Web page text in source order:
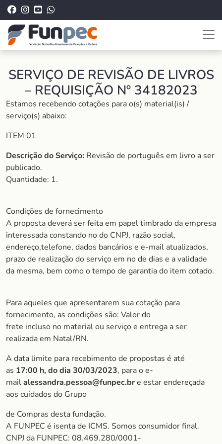
SERVIÇO DE REVISÃO DE LIVROS
– REQUISIÇÃO Nº 34182023
Estamos recebendo cotações para o(s) material(is) /
serviço(s) abaixo:
ITEM 01
Descrição do Serviço: Revisão de português em livro a ser
publicado.
Quantidade: 1.
Condições de fornecimento
A proposta deverá ser feita em papel timbrado da empresa
interessada constando no do CNPJ, razão social,
endereço,telefone, dados bancários e e-mail atualizados,
prazo de realização do serviço em no de dias e a validade
da mesma, bem como o tempo de garantia do item cotado.
Para aqueles que apresentarem sua cotação para
fornecimento, as condições são: Valor do
frete incluso no material ou serviço e entrega a ser
realizada em Natal/RN.
A data limite para recebimento de propostas é até
as 17:00 h, do dia 30/03/2023, para o e-
mailalessandra.pessoa@funpec.bre estar endereçada
aos cuidados do Grupo
de Compras desta fundação.
A FUNPEC é isenta de ICMS. Somos consumidor final.
CNPJ da FUNPEC: 08.469.280/0001-